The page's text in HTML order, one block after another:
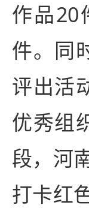
作品20
件。同
评出活
优秀组
段，河
打卡红